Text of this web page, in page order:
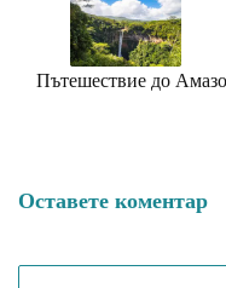
Пътешествие до
Оставете коментар